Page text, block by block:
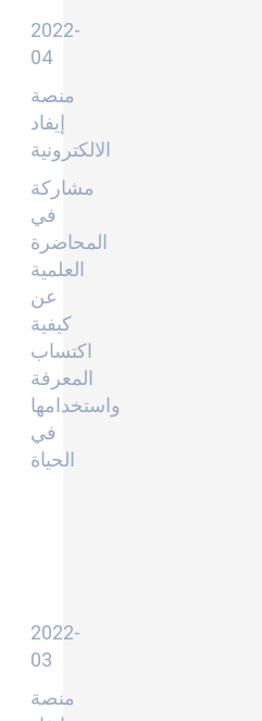
2022-
04
منصة
إيفاد
الالكترونية
مشاركة
في
المحاضرة
العلمية
عن
كيفية
اكتساب
المعرفة
واستخدامها
في
الحياة
2022-
03
منصة